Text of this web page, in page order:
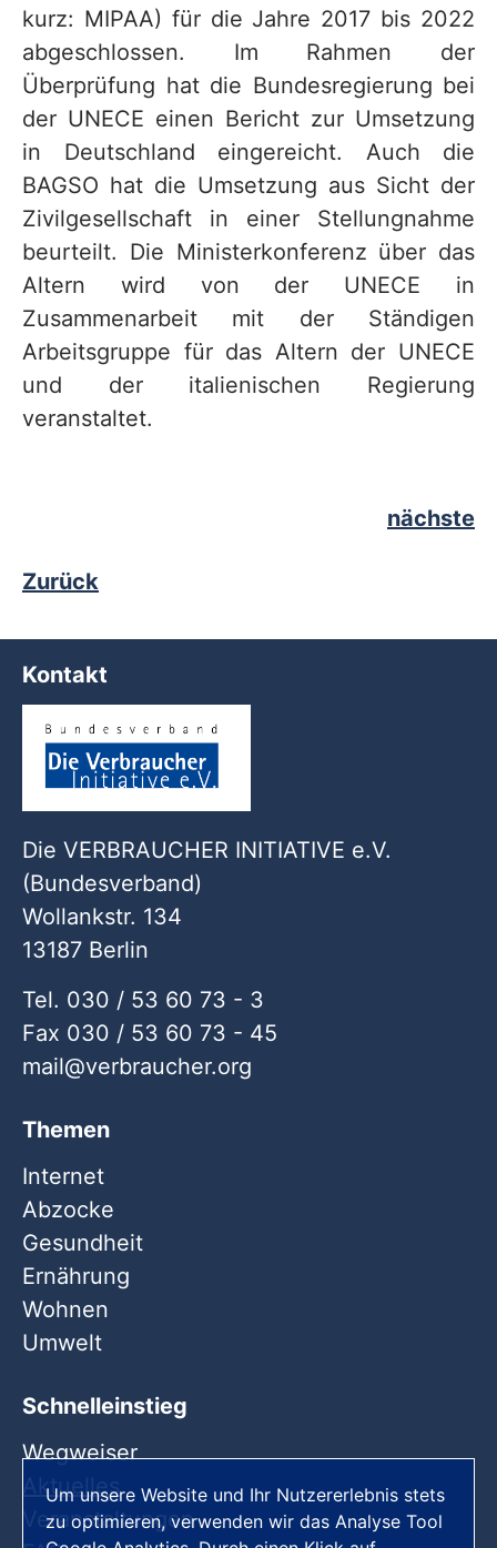
kurz: MIPAA) für die Jahre 2017 bis 2022
abgeschlossen. Im Rahmen der
Überprüfung hat die Bundesregierung bei
der UNECE einen Bericht zur Umsetzung
in Deutschland eingereicht. Auch die
BAGSO hat die Umsetzung aus Sicht der
Zivilgesellschaft in einer Stellungnahme
beurteilt. Die Ministerkonferenz über das
Altern wird von der UNECE in
Zusammenarbeit mit der Ständigen
Arbeitsgruppe für das Altern der UNECE
und der italienischen Regierung
veranstaltet.
nächste
Zurück
Kontakt
Die VERBRAUCHER INITIATIVE e.V.
(Bundesverband)
Wollankstr. 134
13187 Berlin
Tel. 030 / 53 60 73 - 3
Fax 030 / 53 60 73 - 45
mail
verbraucher org
Themen
Internet
Abzocke
Gesundheit
Ernährung
Wohnen
Umwelt
Schnelleinstieg
Wegweiser
Aktuelles
Veranstaltungen
Um unsere Website und Ihr Nutzererlebnis stets
zu optimieren, verwenden wir das Analyse Tool